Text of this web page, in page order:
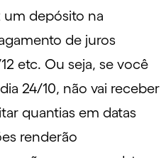
um depósito na
de juros
etc. Ou seja, se você
24/10, não vai receber
quantias em datas
renderão